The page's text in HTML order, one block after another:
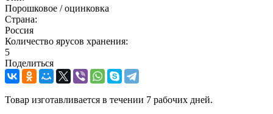
Порошковое / оцинковка
Страна:
Россия
Количество ярусов хранения:
5
Поделиться
Товар изготавливается в течении 7 рабочих дней.